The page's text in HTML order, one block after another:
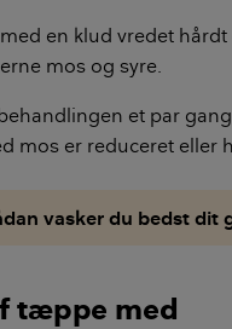
en klud vredet
mos og syre.
et par
mos er reduceret eller
vasker du bedst dit
tæppe med